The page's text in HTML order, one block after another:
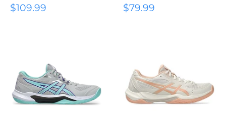
Prix
$109.99
Prix
$79.99